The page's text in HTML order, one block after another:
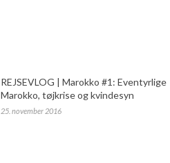
REJSEVLOG | Marokko #1: Eventyrlige
Marokko, tøjkrise og kvindesyn
25. november 2016